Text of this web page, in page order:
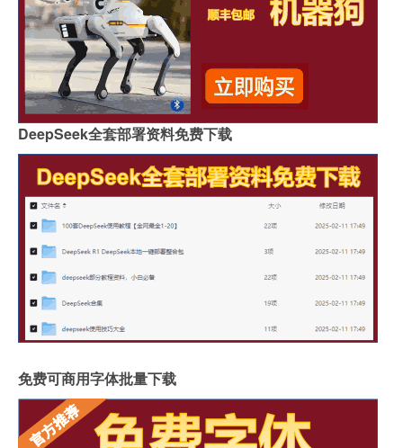
DeepSeek全套部署资料免费下载
免费可商用字体批量下载